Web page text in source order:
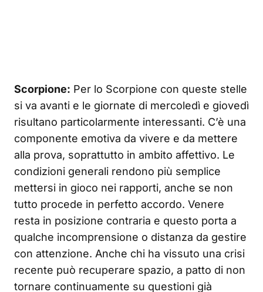
Scorpione: Per lo Scorpione con queste stelle
si va avanti e le giornate di mercoledì e giovedì
risultano particolarmente interessanti. C’è una
componente emotiva da vivere e da mettere
alla prova, soprattutto in ambito affettivo. Le
condizioni generali rendono più semplice
mettersi in gioco nei rapporti, anche se non
tutto procede in perfetto accordo. Venere
resta in posizione contraria e questo porta a
qualche incomprensione o distanza da gestire
con attenzione. Anche chi ha vissuto una crisi
recente può recuperare spazio, a patto di non
tornare continuamente su questioni già